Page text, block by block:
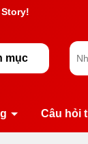
bạn
mục
Câu hỏi